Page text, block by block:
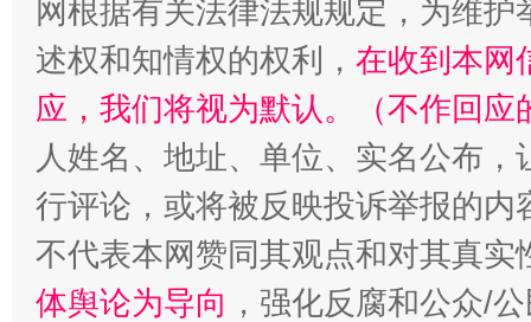
网根据有关法律法规规定，为维
述权和知情权的权利， 在收到本网
应，我们将视为默认。（不作回应
人姓名、地址、单位、实名公布
行评论，或将被反映投诉举报的
不代表本网赞同其观点和对其真实
体舆论为导向 ，强化反腐和公众/